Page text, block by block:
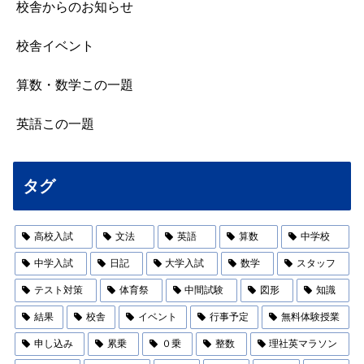
校舎からのお知らせ
校舎イベント
算数・数学この一題
英語この一題
タグ
高校入試 文法 英語 算数 中学校
中学入試 日記 大学入試 数学 スタッフ
テスト対策 体育祭 中間試験 図形 知識
結果 校舎 イベント 行事予定 無料体験授業
申し込み 累乗 ０乗 整数 理社英マラソン